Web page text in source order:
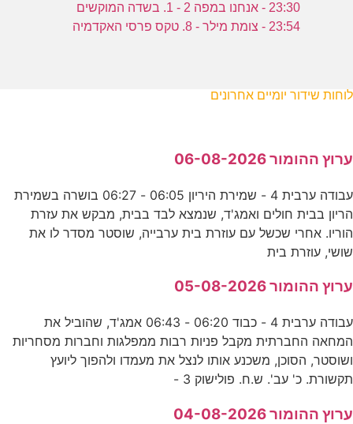
23:30 - אנחנו במפה 2 - 1. בשדה המוקשים
23:54 - צומת מילר - 8. טקס פרסי האקדמיה
לוחות שידור יומיים אחרונים
ערוץ ההומור 06-08-2026
עבודה ערבית 4 - שמירת היריון 06:05 - 06:27 בושרה בשמירת
הריון בבית חולים ואמג'ד, שנמצא לבד בבית, מבקש את עזרת
הוריו. אחרי שכשל עם עוזרת בית ערבייה, שוסטר מסדר לו את
שושי, עוזרת בית
ערוץ ההומור 05-08-2026
עבודה ערבית 4 - כבוד 06:20 - 06:43 אמג'ד, שהוביל את
המחאה החברתית מקבל פניות רבות ממפלגות וחברות מסחריות
ושוסטר, הסוכן, משכנע אותו לנצל את מעמדו ולהפוך ליועץ
תקשורת. כ' עב'. ש.ח. פולישוק 3 -
ערוץ ההומור 04-08-2026